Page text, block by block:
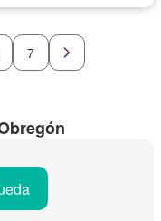
Terraza
Wifi
7